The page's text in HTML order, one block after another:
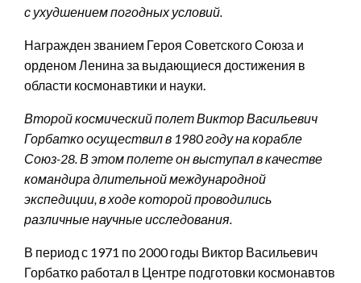
с ухудшением погодных условий.
Награжден званием Героя Советского Союза и
орденом Ленина за выдающиеся достижения в
области космонавтики и науки.
Второй космический полет Виктор Васильевич
Горбатко осуществил в 1980 году на корабле
Союз-28. В этом полете он выступал в качестве
командира длительной международной
экспедиции, в ходе которой проводились
различные научные исследования.
В период с 1971 по 2000 годы Виктор Васильевич
Горбатко работал в Центре подготовки космонавтов